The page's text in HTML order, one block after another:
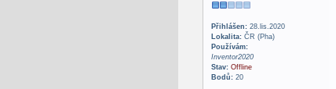
Přihlášen:28.lis.2020
Lokalita:ČR (Pha)
Používám:
Inventor2020
Stav: Offline
Bodů:20